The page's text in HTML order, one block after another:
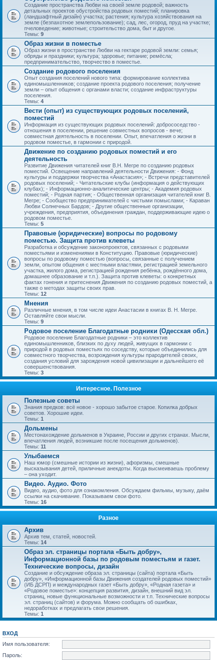
Создание пространства Любви на своей земле родовой; важность
детальных проектов обустройства родовых поместий; планировка
(ландшафтный дизайн) участка; растения; культура хозяйствования на
земле (безпахотное землепользование); сад, лес, огород, пруд на участке;
пчеловедение; животные; строительство дома, быт и другое.
Темы: 9
Образ жизни в поместье
Образ жизни в пространстве Любви на гектаре родовой земли: семья;
обряды и праздники; культура; здоровье; питание; ремёсла;
предпринимательство, творчество в поместье.
Создание родового поселения
Опыт создания поселений нового типа: формирование коллектива
единомышленников; создание проекта родового поселения; получение
земли – опыт общения с органами власти; создание инфраструктуры
поселения.
Темы: 4
Вести (опыт) из существующих родовых поселений,
поместий
Информация из существующих родовых поселений: добрососедство -
отношения в поселении, решение совместных вопросов - вече;
совместная деятельность в поселении. Опыт, впечатления о жизни в
родовом поместье, в гармонии с природой.
Движение по созданию родовых поместий и его
деятельность
Развитие Движения читателей книг В.Н. Мегре по созданию родовых
поместий. Освещение направлений деятельности Движения: - Фонд
культуры и поддержки творчества «Анастасия»; - Встречи представителей
родовых поселений; - Читательские клубы (информация о действующих
клубах); - Информационно-аналитические центры; - Академия родовых
поместий; - Родная партия; - Общественная организация читателей книг В.
Мегре; - Сообщество предпринимателей с чистыми помыслами; - Караван
Любви Солнечных Бардов; - Другие общественные организации,
учреждения, предприятия, объединения граждан, поддерживающие идею о
родовом поместье.
Темы: 5
Правовые (юридические) вопросы по родовому
поместью. Защита против клеветы
Разработка и обсуждение законопроектов, связанных с родовыми
поместьями и изменениями в Конституцию. Правовые (юридические)
вопросы по родовому поместью (вопросы, связанные с получением
земли, опытом общения с местными властями, регистрацией земельного
участка, жилого дома, регистрацией рождения ребёнка, рождённого дома,
домашнее образование и т.п.). Защита против клеветы: о конкретных
фактах гонения и притеснения Движения по созданию родовых поместий, а
также о методах защиты своих прав.
Темы: 12
Мнения
Различные мнения, в том числе идеи Анастасии в книгах В. Н. Мегре.
Оставляйте свои мысли.
Темы: 9
Родовое поселение Благодатные родники (Одесская обл.)
Родовое поселение Благодатные родники – это коллектив
единомышленников, близких по духу людей, живущих в гармонии с
природой в родовых поместьях по соседству, которые объединились для
совместного творчества, возрождения культуры прародителей своих,
создания условий для зарождения новой цивилизации и дальнейшего её
совершенствования.
Темы: 3
Интересное. Полезное
Полезные советы
Знания предков: всё новое - хорошо забытое старое. Копилка добрых
советов. Хорошие идеи.
Темы: 1
Дольмены
Местонахождение дольменов в Украине, России и других странах. Мысли,
впечатления людей, возникшие после посещения дольменов).
Темы: 11
Улыбаемся
Наш юмор (смешные истории из жизни), афоризмы, смешные
высказывания детей, приличные анекдоты. Когда высмеиваешь проблему
– она уходит.
Видео. Аудио. Фото
Видео, аудио, фото для ознакомления. Обсуждаем фильмы, музыку, даём
ссылки на скачивание. Показываем свои фото.
Темы: 16
Разное
Архив
Архив тем, статей, новостей.
Темы: 14
Образ эл. страницы портала «Быть добру»,
Информационной базы по родовым поместьям и газет.
Технические вопросы, дизайн
Создание и обсуждение образа эл. страницы (сайта) портала «Быть
добру», «Информационной базы Движения создателей родовых поместий»
(ИБ ДСРП) и международных газет «Быть добру», «Родная газета» и
«Родовое поместье»: концепция развития, дизайн, внешний вид эл.
страниц, новые функциональные возможности и т.п. Технические вопросы
эл. страниц (сайтов) и форума. Можно сообщать об ошибках,
недоработках и предлагать свои решения.
Темы: 1
ВХОД
Имя пользователя:
Пароль: